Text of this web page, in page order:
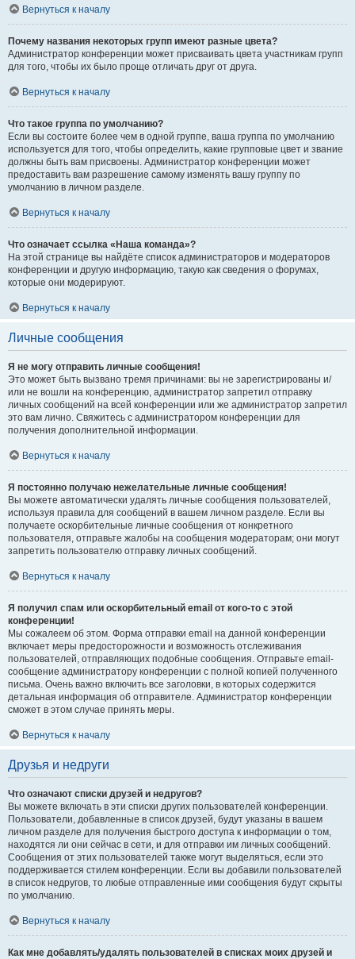
Вернуться к началу
Почему названия некоторых групп имеют разные цвета?
Администратор конференции может присваивать цвета участникам групп
для того, чтобы их было проще отличать друг от друга.
Вернуться к началу
Что такое группа по умолчанию?
Если вы состоите более чем в одной группе, ваша группа по умолчанию
используется для того, чтобы определить, какие групповые цвет и звание
должны быть вам присвоены. Администратор конференции может
предоставить вам разрешение самому изменять вашу группу по
умолчанию в личном разделе.
Вернуться к началу
Что означает ссылка «Наша команда»?
На этой странице вы найдёте список администраторов и модераторов
конференции и другую информацию, такую как сведения о форумах,
которые они модерируют.
Вернуться к началу
Личные сообщения
Я не могу отправить личные сообщения!
Это может быть вызвано тремя причинами: вы не зарегистрированы и/
или не вошли на конференцию, администратор запретил отправку
личных сообщений на всей конференции или же администратор запретил
это вам лично. Свяжитесь с администратором конференции для
получения дополнительной информации.
Вернуться к началу
Я постоянно получаю нежелательные личные сообщения!
Вы можете автоматически удалять личные сообщения пользователей,
используя правила для сообщений в вашем личном разделе. Если вы
получаете оскорбительные личные сообщения от конкретного
пользователя, отправьте жалобы на сообщения модераторам; они могут
запретить пользователю отправку личных сообщений.
Вернуться к началу
Я получил спам или оскорбительный email от кого-то с этой
конференции!
Мы сожалеем об этом. Форма отправки email на данной конференции
включает меры предосторожности и возможность отслеживания
пользователей, отправляющих подобные сообщения. Отправьте email-
сообщение администратору конференции с полной копией полученного
письма. Очень важно включить все заголовки, в которых содержится
детальная информация об отправителе. Администратор конференции
сможет в этом случае принять меры.
Вернуться к началу
Друзья и недруги
Что означают списки друзей и недругов?
Вы можете включать в эти списки других пользователей конференции.
Пользователи, добавленные в список друзей, будут указаны в вашем
личном разделе для получения быстрого доступа к информации о том,
находятся ли они сейчас в сети, и для отправки им личных сообщений.
Сообщения от этих пользователей также могут выделяться, если это
поддерживается стилем конференции. Если вы добавили пользователей
в список недругов, то любые отправленные ими сообщения будут скрыты
по умолчанию.
Вернуться к началу
Как мне добавлять/удалять пользователей в списках моих друзей и